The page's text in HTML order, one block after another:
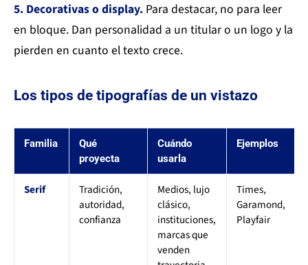
5. Decorativas o display. Para destacar, no para leer
en bloque. Dan personalidad a un titular o un logo y la
pierden en cuanto el texto crece.
Los tipos de tipografías de un vistazo
Familia
Qué
proyecta
Cuándo
usarla
Ejemplos
Serif
Tradición,
autoridad,
confianza
Medios, lujo
clásico,
instituciones,
marcas que
venden
Times,
Garamond,
Playfair